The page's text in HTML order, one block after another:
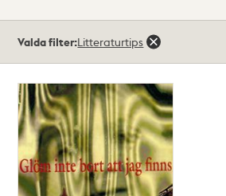
träffar
Valda filter:Litteraturtips